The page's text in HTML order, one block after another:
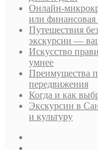
Онлайн-
или финансовая
Путешествия
экскурсии —
Искусство
умнее
Преимущества
передвижения
Когда и как
Экскурсии в
и культуру